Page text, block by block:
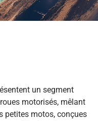
un segment
motorisés, mêlant
petites motos, conçues